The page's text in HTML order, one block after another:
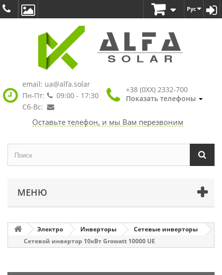
Рус
email: ua@alfa.solar
Пн-Пт:
09:00 - 17:30
Сб-Вс:
+38 (0XX) 2332-700
Показать телефоны
Оставьте телефон, и мы Вам перезвоним
МЕНЮ
Электро Инверторы
Сетевые инверторы
Сетевой инвертор 10кВт Growatt 10000 UE